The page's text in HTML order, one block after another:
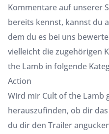
Kommentare auf unserer
bereits kennst, kannst du
dem du es bei uns
vielleicht die zugehörigen
the Lamb in folgende
Action
Wird mir Cult of the Lamb
herauszufinden, ob dir
du dir den Trailer